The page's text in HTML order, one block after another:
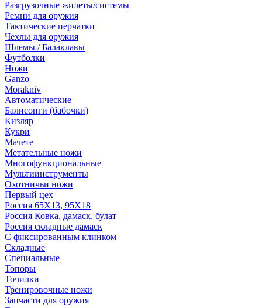
Разгрузочные жилеты/системы
Ремни для оружия
Тактические перчатки
Чехлы для оружия
Шлемы / Балаклавы
Футболки
Ножи
Ganzo
Morakniv
Автоматические
Балисонги (бабочки)
Кизляр
Кукри
Мачете
Метательные ножи
Многофункциональные
Мультиинструменты
Охотничьи ножи
Первый цех
Россия 65Х13, 95Х18
Россия Ковка, дамаск, булат
Россия складные дамаск
С фиксированным клинком
Складные
Специальные
Топоры
Точилки
Тренировочные ножи
Запчасти для оружия